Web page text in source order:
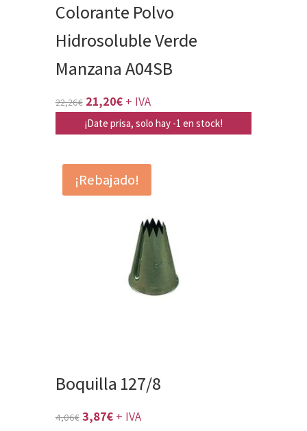
Colorante Polvo
Hidrosoluble Verde
Manzana A04SB
22,26€ El
precio
era:
22,26€.
21,20€El
precio
es:
21,20€.
+ IVA
¡Date prisa, solo hay -1 en stock!
¡Rebajado!
Boquilla 127/8
4,06€ El
3,87€El+ IVA